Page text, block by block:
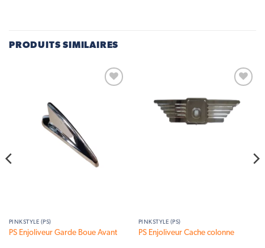
PRODUITS SIMILAIRES
PINKSTYLE (PS)
PS Enjoliveur Garde Boue Avant
wishlist
PINKSTYLE (PS)
PS Enjoliveur Cache colonne